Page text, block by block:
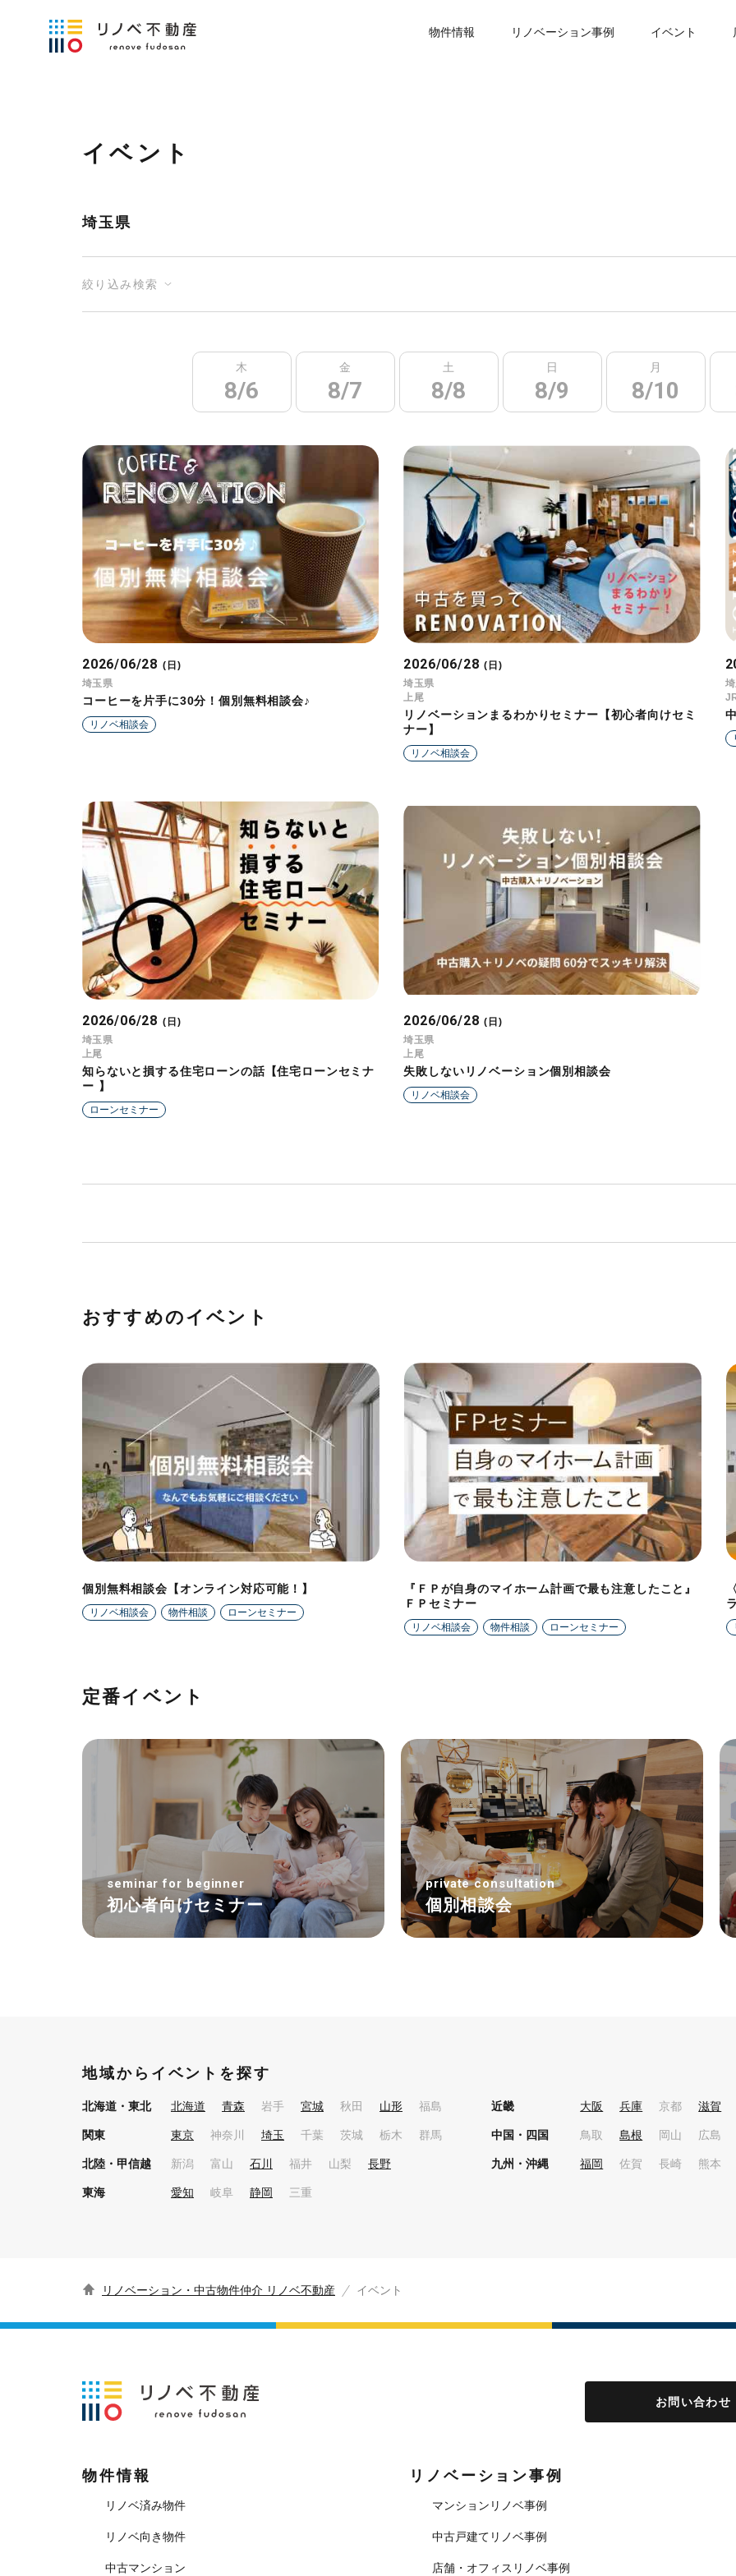
物件情報 リノベーション事例 イベント
イベント
埼玉県
絞り込み検索
木
8/6
金
8/7
土
8/8
日
8/9
月
8/10
2026/06/28 (日)
埼玉県
コーヒーを片手に30分！個別無料相談会♪
リノベ相談会
2026/06/28 (日)
埼玉県
上尾
リノベーションまるわかりセミナー【初心者向けセミ
ナー】
リノベ相談会
2026/06/28 (日)
埼玉県
上尾
知らないと損する住宅ローンの話【住宅ローンセミナ
ー 】
ローンセミナー
2026/06/28 (日)
埼玉県
上尾
失敗しないリノベーション個別相談会
リノベ相談会
おすすめのイベント
個別無料相談会【オンライン対応可能！】
リノベ相談会 物件相談 ローンセミナー
『ＦＰが自身のマイホーム計画で最も注意したこと』
ＦＰセミナー
リノベ相談会 物件相談 ローンセミナー
定番イベント
seminar for beginner
初心者向けセミナー
private consultation
個別相談会
地域からイベントを探す
北海道・東北 北海道 青森 岩手 宮城 秋田 山形 福島
関東 東京 神奈川 埼玉 千葉 茨城 栃木 群馬
北陸・甲信越 新潟 富山 石川 福井 山梨 長野
東海 愛知 岐阜 静岡 三重
近畿 大阪 兵庫 京都 滋賀
中国・四国 鳥取 島根 岡山 広島
九州・沖縄 福岡 佐賀 長崎 熊本
リノベーション・中古物件仲介 リノベ不動産 イベント
お問い合わせ
物件情報
リノベ済み物件
リノベ向き物件
中古マンション
リノベーション事例
マンションリノベ事例
中古戸建てリノベ事例
店舗・オフィスリノベ事例